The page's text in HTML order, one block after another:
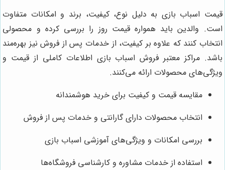
قیمت اسباب بازی به دلیل نوع، کیفیت، برند و امکانات متفاوت
است. والدین باید همواره قیمت روز را بررسی کرده و محصولی
انتخاب کنند که علاوه بر کیفیت، از خدمات پس از فروش نیز بهره‌مند
باشد. مراکز معتبر فروش اسباب بازی اطلاعات کاملی از قیمت و
ویژگی‌های محصولات ارائه می‌کنند.
مقایسه قیمت و کیفیت برای خرید هوشمندانه
انتخاب محصولات دارای گارانتی و خدمات پس از فروش
بررسی امکانات و ویژگی‌های آموزشی اسباب بازی
استفاده از خدمات مشاوره و کارشناسی فروشگاه‌ها